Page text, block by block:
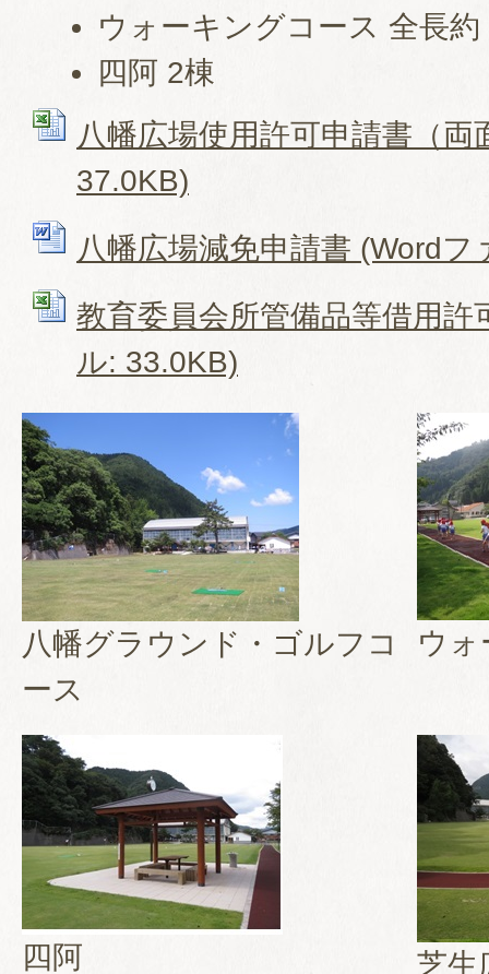
ウォーキングコース 全長
四阿 2棟
八幡広場使用許可申請書（
37.0KB)
八幡広場減免申請書 (Word
教育委員会所管備品等借用
ル: 33.0KB)
八幡グラウンド・ゴルフコ
ース
ウ
四阿 芝生